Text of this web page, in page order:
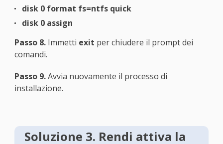
disk 0 format fs=ntfs quick
disk 0 assign
Passo 8.Immetti exit per chiudere il prompt dei
comandi.
Passo 9.Avvia nuovamente il processo di
installazione.
Soluzione 3. Rendi attiva la